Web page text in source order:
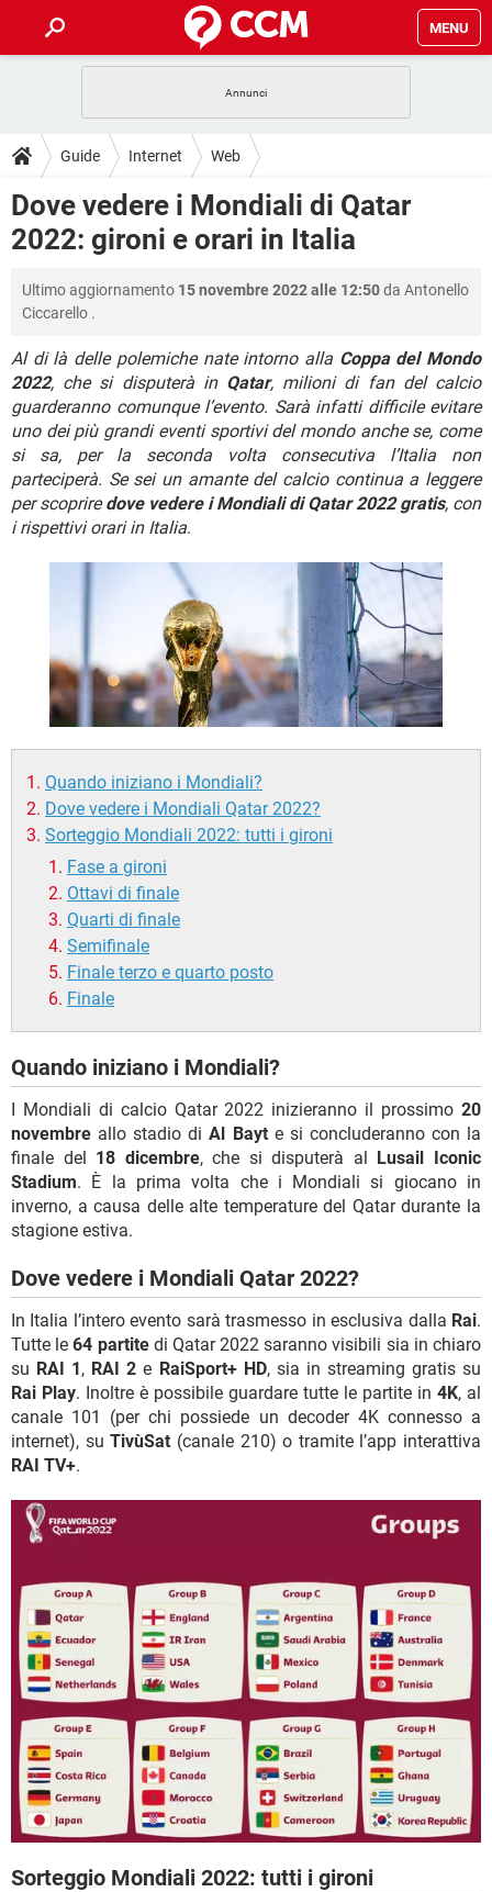
MENU
INTRATTENIMENTO
iOS WINDOWS 10
INSTAGRAM WHATSAPP
HARDWARE
GUIDE
COVID-19
INTRATTENIMENTO ANDROID
INSTAGRAM WHATSAPP
HARDWARE
DOWNLOAD
COVID-19 GAMING
iOS
INSTAGRAM WHATSAPP
TIKTOK FACEBOOK
HARDWARE
FORUM
COVID-19 GAMING
iOS WINDOWS 10
INSTAGRAM WHATSAPP
TIKTOK FACEBOOK
HARDWARE
GLOSSARIO
COVID-19 GAMING
INTRATTENIMENTO ANDROID
iOS WINDOWS 10
INSTAGRAM WHATSAPP
TIKTOK FACEBOOK
HARDWARE
Guide Internet Web
Dove vedere i Mondiali di Qatar
2022: gironi e orari in Italia
Ultimo aggiornamento 15 novembre 2022 alle 12:50da Antonello
Ciccarello .
Al di là delle polemiche nate intorno alla Coppa del Mondo
2022, che si disputerà in Qatar, milioni di fan del calcio
guarderanno comunque l’evento. Sarà infatti difficile evitare
uno dei più grandi eventi sportivi del mondo anche se, come
si sa, per la seconda volta consecutiva l’Italia non
parteciperà. Se sei un amante del calcio continua a leggere
per scopriredove vedere i Mondiali di Qatar 2022 gratis, con
i rispettivi orari in Italia.
Quando iniziano i Mondiali?
Dove vedere i Mondiali Qatar 2022?
Sorteggio Mondiali 2022: tutti i gironi
Fase a gironi
Ottavi di finale
Quarti di finale
Semifinale
Finale terzo e quarto posto
Finale
Quando iniziano i Mondiali?
I Mondiali di calcio Qatar 2022 inizieranno il prossimo 20
novembre allo stadio diAl Bayte si concluderanno con la
finale del 18 dicembre, che si disputerà al Lusail Iconic
Stadium. È la prima volta che i Mondiali si giocano in
inverno, a causa delle alte temperature del Qatar durante la
stagione estiva.
Dove vedere i Mondiali Qatar 2022?
In Italia l’intero evento sarà trasmesso in esclusiva dalla Rai.
Tutte le64 partitedi Qatar 2022 saranno visibili sia in chiaro
su RAI 1, RAI 2 e RaiSport+ HD, sia in streaming gratis su
Rai Play. Inoltre è possibile guardare tutte le partite in 4K, al
canale 101 (per chi possiede un decoder 4K connesso a
internet), suTivùSat (canale 210) o tramite l’app interattiva
RAI TV+.
Sorteggio Mondiali 2022: tutti i gironi